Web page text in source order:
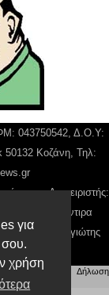
για
σου.
χρήση
043750542, Δ.Ο.Υ:
50132 Κοζάνη, Τηλ:
και Διαχειριστής:
Διευθύντιρα
name Παναγιώτης
|Όροι χρήσης
Δήλωση